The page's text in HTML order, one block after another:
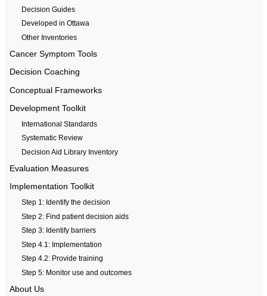
Decision Guides
Developed in Ottawa
Other Inventories
Cancer Symptom Tools
Decision Coaching
Conceptual Frameworks
Development Toolkit
International Standards
Systematic Review
Decision Aid Library Inventory
Evaluation Measures
Implementation Toolkit
Step 1: Identify the decision
Step 2: Find patient decision aids
Step 3: Identify barriers
Step 4.1: Implementation
Step 4.2: Provide training
Step 5: Monitor use and outcomes
About Us